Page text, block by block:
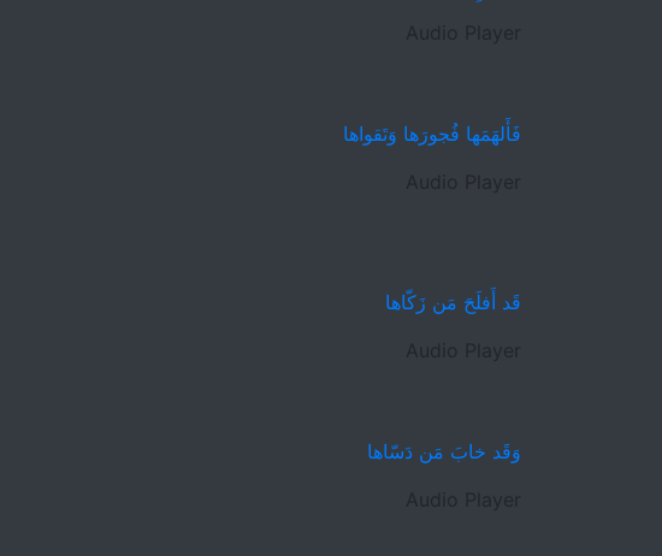
Audio Player
فَأَلهَمَها فُجورَها وَتَقواها
Audio Player
قَد أَفلَحَ مَن زَكّاها
Audio Player
وَقَد خابَ مَن دَسّاها
Audio Player